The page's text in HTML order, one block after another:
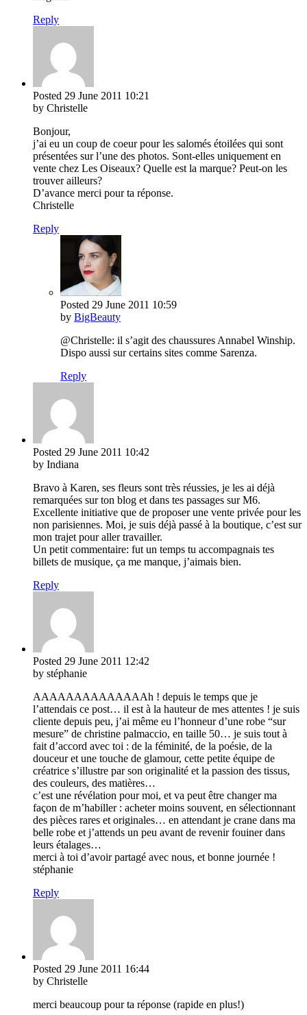
Reply
Posted 29 June 2011 10:21
by Christelle
Bonjour,
j’ai eu un coup de coeur pour les salomés étoilées qui sont
présentées sur l’une des photos. Sont-elles uniquement en
vente chez Les Oiseaux? Quelle est la marque? Peut-on les
trouver ailleurs?
D’avance merci pour ta réponse.
Christelle
Reply
Posted 29 June 2011 10:59
by BigBeauty
@Christelle: il s’agit des chaussures Annabel Winship.
Dispo aussi sur certains sites comme Sarenza.
Reply
Posted 29 June 2011 10:42
by Indiana
Bravo à Karen, ses fleurs sont très réussies, je les ai déjà
remarquées sur ton blog et dans tes passages sur M6.
Excellente initiative que de proposer une vente privée pour les
non parisiennes. Moi, je suis déjà passé à la boutique, c’est sur
mon trajet pour aller travailler.
Un petit commentaire: fut un temps tu accompagnais tes
billets de musique, ça me manque, j’aimais bien.
Reply
Posted 29 June 2011 12:42
by stéphanie
AAAAAAAAAAAAAAh ! depuis le temps que je
l’attendais ce post… il est à la hauteur de mes attentes ! je suis
cliente depuis peu, j’ai même eu l’honneur d’une robe “sur
mesure” de christine palmaccio, en taille 50… je suis tout à
fait d’accord avec toi : de la féminité, de la poésie, de la
douceur et une touche de glamour, cette petite équipe de
créatrice s’illustre par son originalité et la passion des tissus,
des couleurs, des matières…
c’est une révélation pour moi, et va peut être changer ma
façon de m’habiller : acheter moins souvent, en sélectionnant
des pièces rares et originales… en attendant je crane dans ma
belle robe et j’attends un peu avant de revenir fouiner dans
leurs étalages…
merci à toi d’avoir partagé avec nous, et bonne journée !
stéphanie
Reply
Posted 29 June 2011 16:44
by Christelle
merci beaucoup pour ta réponse (rapide en plus!)